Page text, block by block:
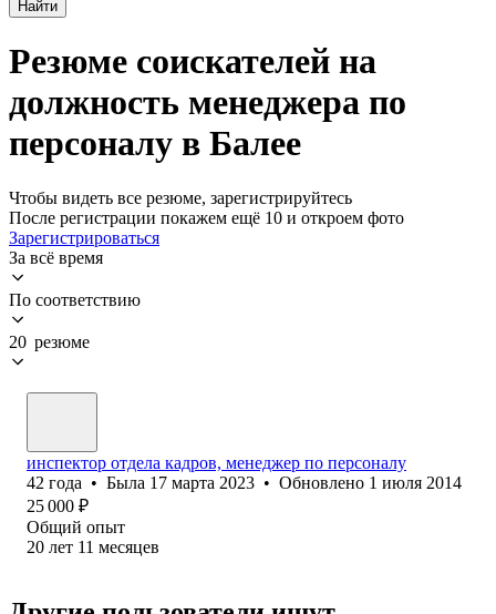
Найти
Резюме соискателей на
должность менеджера по
персоналу в Балее
Чтобы видеть все резюме, зарегистрируйтесь
После регистрации покажем ещё 10 и откроем фото
Зарегистрироваться
За всё время
По соответствию
20 резюме
инспектор отдела кадров, менеджер по персоналу
42 года • Была 17 марта 2023 • Обновлено 1 июля 2014
25 000 ₽
Общий опыт
20 лет 11 месяцев